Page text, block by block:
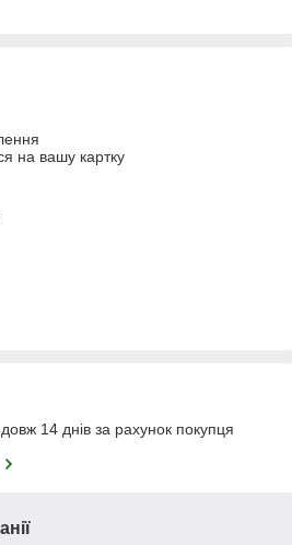
на вашу картку
14 днів за рахунок покупця